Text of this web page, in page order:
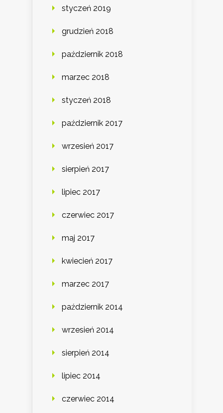
styczeń 2019
grudzień 2018
październik 2018
marzec 2018
styczeń 2018
październik 2017
wrzesień 2017
sierpień 2017
lipiec 2017
czerwiec 2017
maj 2017
kwiecień 2017
marzec 2017
październik 2014
wrzesień 2014
sierpień 2014
lipiec 2014
czerwiec 2014